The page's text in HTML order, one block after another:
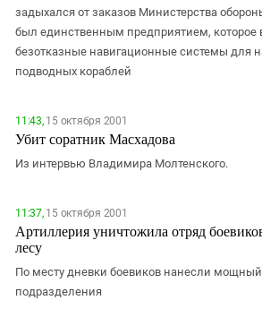
задыхался от заказов Министерства
был единственным предприятием, которое
безотказные навигационные системы для
подводных кораблей
11:43,15 октября 2001
Убит соратник Масхадова
Из интервью Владимира Молтенского.
11:37,15 октября 2001
Артиллерия уничтожила отряд
лесу
По месту дневки боевиков нанесли
подразделения